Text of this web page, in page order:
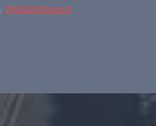
персональных